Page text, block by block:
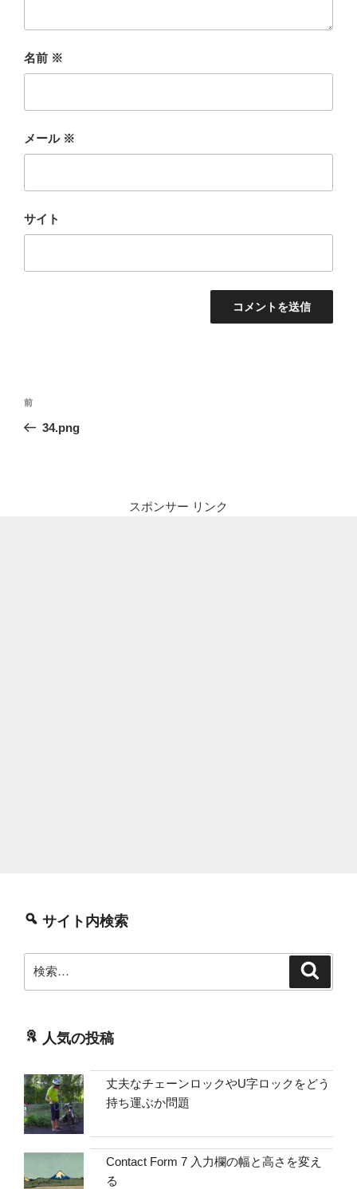
名前 ※
メール ※
サイト
投
前
の
前
34.png
スポンサー リンク
サイト内検索
索:
人気の投稿
丈夫なチェーンロックやU字ロックをどう
持ち運ぶか問題
Contact Form 7 入力欄の幅と高さを変え
る